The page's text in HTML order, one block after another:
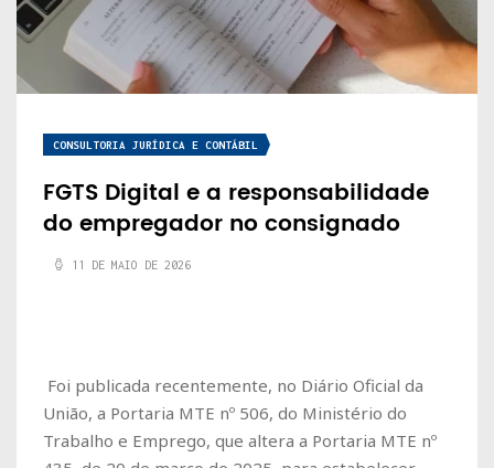
CONSULTORIA JURÍDICA E CONTÁBIL
FGTS Digital e a responsabilidade
do empregador no consignado
11 DE MAIO DE 2026
Foi publicada recentemente, no Diário Oficial da
União, a Portaria MTE nº 506, do Ministério do
Trabalho e Emprego, que altera a Portaria MTE nº